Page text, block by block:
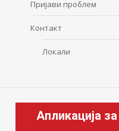
Пријави проблем
Контакт
Локали
Апликација